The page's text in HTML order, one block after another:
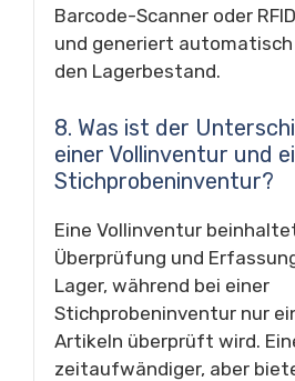
Barcode-Scanner oder
und generiert
den Lagerbestand.
8. Was ist der
einer Vollinventur und
Stichprobeninventur?
Eine Vollinventur
Überprüfung und
Lager, während bei einer
Stichprobeninventur nur
Artikeln überprüft wird.
zeitaufwändiger, aber